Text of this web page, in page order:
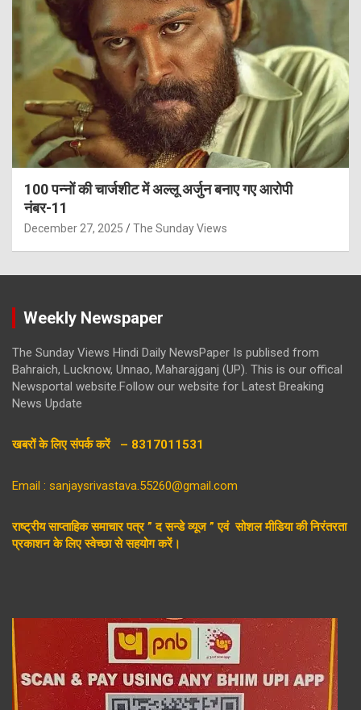
100 पन्नों की चार्जशीट में अल्लू अर्जुन बनाए गए आरोपी
नंबर-11
December 27, 2025 The Sunday Views
Weekly Newspaper
The Sunday Views Hindi Daily NewsPaper Is publised from
Bahraich, Lucknow, Unnao, Maharajganj (UP). This is our offical
Newsportal website.Follow our website for Latest Breaking
News Update
खबरों के लिए संपर्क करें – 8317011531
Email : sanjaysrivastava.55260@gmail.com
राष्ट्रीय साप्ताहिक समाचार पत्र ” द सन्डे व्यूज ” एवं सोशल मीडिया की निरंतरता
प्रकाशन के लिए स्वेच्छा से सहयोग करें।